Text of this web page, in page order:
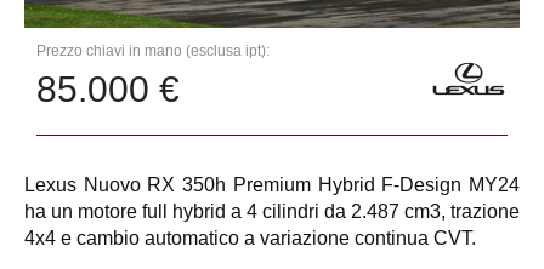
Prezzo chiavi in mano (esclusa ipt):
85.000 €
Lexus Nuovo RX 350h Premium Hybrid F-Design MY24
ha un motore full hybrid a 4 cilindri da 2.487 cm3, trazione
4x4 e cambio automatico a variazione continua CVT.